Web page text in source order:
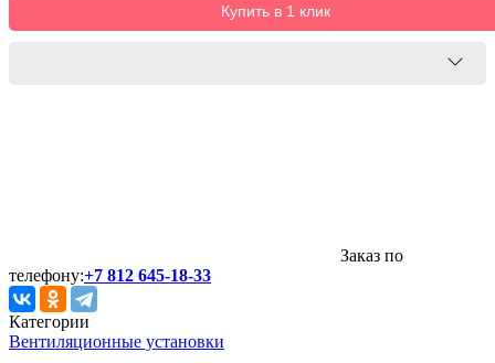
Купить в 1 клик
Заказ по
телефону:+7 812 645-18-33
Категории
Вентиляционные установки